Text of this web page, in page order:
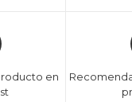
en
in